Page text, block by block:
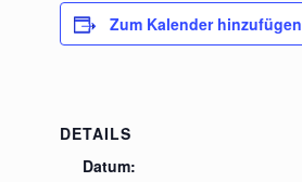
Zum Kalender hinzufügen
DETAILS
Datum: